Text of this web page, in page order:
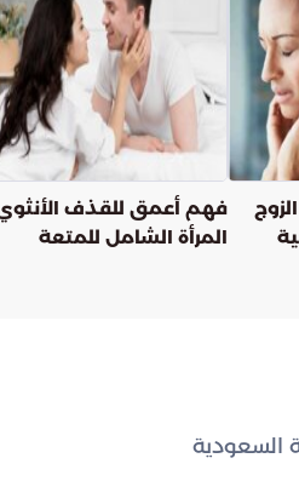
فهم أعمق للقذف
المرأة الشامل للمتعة
السعودية